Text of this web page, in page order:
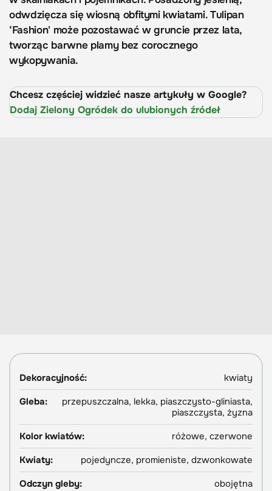
odwdzięcza się wiosną obfitymi kwiatami. Tulipan
‘Fashion' może pozostawać w gruncie przez lata,
tworząc barwne plamy bez corocznego
wykopywania.
Chcesz częściej widzieć nasze artykuły w Google?
Dodaj Zielony Ogródek do ulubionych źródeł
Dekoracyjność:
kwiaty
Gleba:
przepuszczalna, lekka, piaszczysto-gliniasta,
piaszczysta, żyzna
Kolor kwiatów:
różowe, czerwone
Kwiaty:
pojedyncze, promieniste, dzwonkowate
Odczyn gleby:
obojętna